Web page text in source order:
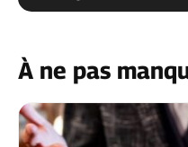
À ne pas